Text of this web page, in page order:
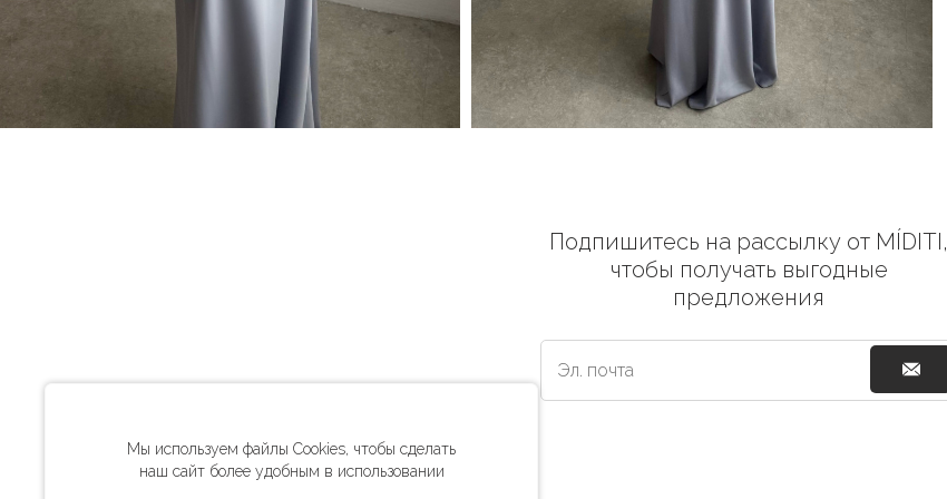
Подпишитесь на рассылку от MÍDITI,
чтобы получать выгодные
предложения
Мы используем файлы Cookies, чтобы сделать
наш сайт более удобным в использовании